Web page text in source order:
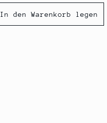
In den Warenkorb legen